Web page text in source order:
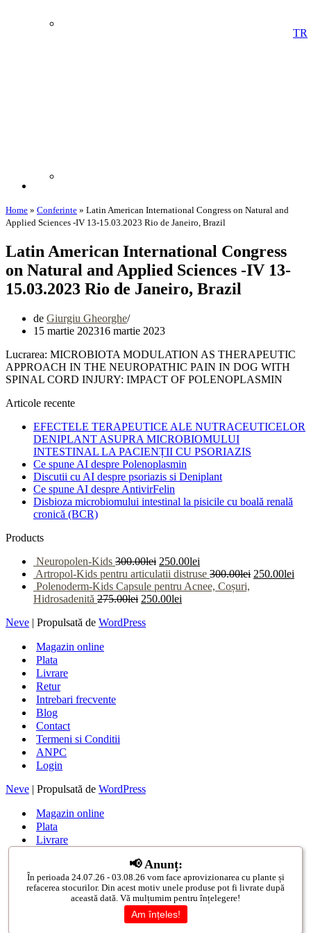
TR
Home » Conferinte » Latin American International Congress on Natural and
Applied Sciences -IV 13-15.03.2023 Rio de Janeiro, Brazil
Latin American International Congress
on Natural and Applied Sciences -IV 13-
15.03.2023 Rio de Janeiro, Brazil
de Giurgiu Gheorghe
15 martie 202316 martie 2023
Lucrarea: MICROBIOTA MODULATION AS THERAPEUTIC
APPROACH IN THE NEUROPATHIC PAIN IN DOG WITH
SPINAL CORD INJURY: IMPACT OF POLENOPLASMIN
Articole recente
EFECTELE TERAPEUTICE ALE NUTRACEUTICELOR
DENIPLANT ASUPRA MICROBIOMULUI
INTESTINAL LA PACIENȚII CU PSORIAZIS
Ce spune AI despre Polenoplasmin
Discutii cu AI despre psoriazis si Deniplant
Ce spune AI despre AntivirFelin
Disbioza microbiomului intestinal la pisicile cu boală renală
cronică (BCR)
Products
Neuropolen-Kids 300.00lei 250.00lei
Artropol-Kids pentru articulatii distruse 300.00lei 250.00lei
Polenoderm-Kids Capsule pentru Acnee, Coșuri,
Hidrosadenită 275.00lei 250.00lei
Neve | Propulsată de WordPress
Magazin online
Plata
Livrare
Retur
Intrebari frecvente
Blog
Contact
Termeni si Conditii
ANPC
Login
Neve | Propulsată de WordPress
Magazin online
Plata
Livrare
Blog
Contact
📢 Anunț:
În perioada 24.07.26 - 03.08.26 vom face aprovizionarea cu plante și
refacerea stocurilor. Din acest motiv unele produse pot fi livrate după
această dată. Vă mulțumim pentru înțelegere!
Am înțeles!